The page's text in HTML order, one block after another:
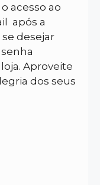
acesso ao
após a
desejar
Aproveite
dos seus